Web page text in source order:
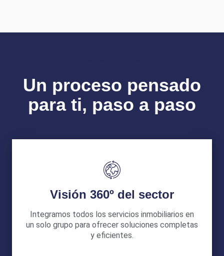
Un proceso pensado
para ti, paso a paso
Visión 360º del sector
Integramos todos los servicios inmobiliarios en
un solo grupo para ofrecer soluciones completas
y eficientes.